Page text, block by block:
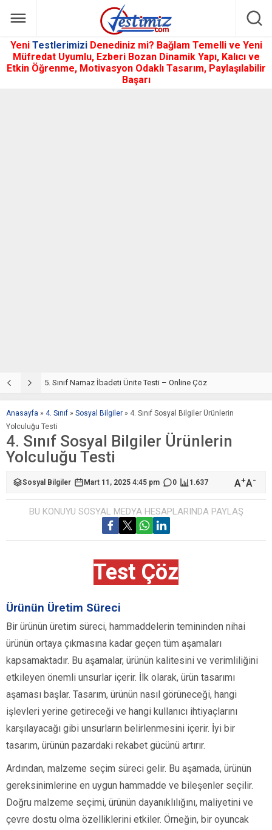
Yeni Testlerimizi Denediniz mi? Bağlam Temelli ve Yeni
Müfredat Uyumlu, Ezberi Bozan Dinamik Yapı, Kalıcı ve
Etkin Öğrenme, Motivasyon Odaklı Tasarım, Paylaşılabilir
Başarı
5. Sınıf Namaz İbadeti Ünite Testi – Online Çöz
Anasayfa » 4. Sınıf » Sosyal Bilgiler » 4. Sınıf Sosyal Bilgiler Ürünlerin
Yolculuğu Testi
4. Sınıf Sosyal Bilgiler Ürünlerin
Yolculuğu Testi
Sosyal Bilgiler Mart 11, 2025 4:45 pm 0 1.637 A+A-
BU KONUYU SOSYAL MEDYA HESAPLARINDA PAYLAŞ
Test Çöz
Ürünün Üretim Süreci
Bir ürünün üretim süreci, hammaddelerin temininden nihai
ürünün ortaya çıkmasına kadar geçen tüm aşamaları
kapsamaktadır. Bu aşamalar, ürünün kalitesini ve verimliliğini
etkileyen önemli unsurlar içerir. İlk olarak, ürün tasarımı
aşaması başlar. Tasarım, ürünün nasıl görüneceği, hangi
işlevleri yerine getireceği ve hangi kullanıcı ihtiyaçlarını
karşılayacağı gibi unsurların belirlenmesini içerir. İyi bir
tasarım, ürünün pazardaki rekabet gücünü artırır.
Ardından, malzeme seçim süreci gelir. Bu aşamada, ürünün
gereksinimlerine en uygun hammadde ve bileşenler seçilir.
Doğru malzeme seçimi, ürünün dayanıklılığını, maliyetini ve
çevre dostu olma özelliklerini etkiler. Örneğin, bir oyuncak